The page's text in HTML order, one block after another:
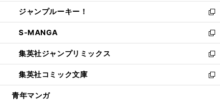
く
で
開
く
ン
ド
ウ
で
開
く
ウ
ィ
ン
ド
ウ
で
開
く
し
い
ウ
ィ
ン
ド
ウ
で
開
ジャンプルーキー！
新
し
い
ウ
ィ
ン
ド
ウ
S-MANGA
新
し
い
ウ
ィ
ン
集英社ジャンプリミックス
新
し
い
ウ
集英社コミック文庫
新
し
青年マンガ